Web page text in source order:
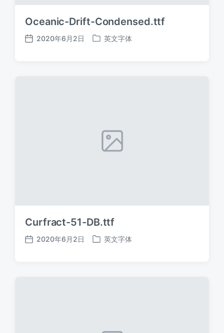
Oceanic-Drift-Condensed.ttf
发
2020年6月2日
发
英文字体
Curfract-51-DB.ttf
发
2020年6月2日
发
英文字体